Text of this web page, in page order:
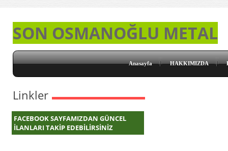
SON OSMANOĞLU METAL
Anasayfa HAKKIMIZDA
Linkler
FACEBOOK SAYFAMIZDAN GÜNCEL
İLANLARI TAKİP EDEBİLİRSİNİZ